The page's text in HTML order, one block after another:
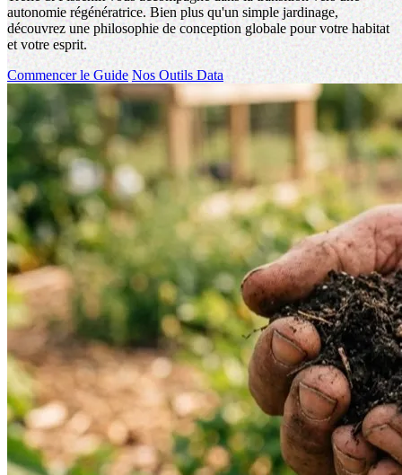
autonomie régénératrice. Bien plus qu'un simple jardinage,
découvrez une philosophie de conception globale pour votre habitat
et votre esprit.
Commencer le Guide Nos Outils Data